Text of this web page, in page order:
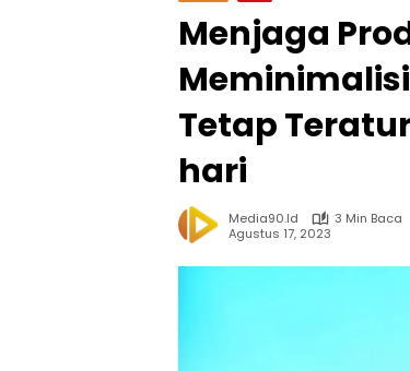
Menjaga
Tetap
hari
Media90.id
3 Min Baca
Agustus 17, 2023